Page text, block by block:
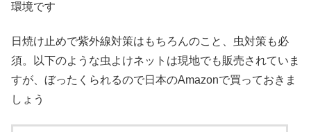
環境です
日焼け止めで紫外線対策はもちろんのこと、虫対策も必
須。以下のような虫よけネットは現地でも販売されていま
すが、ぼったくられるので日本のAmazonで買っておきま
しょう